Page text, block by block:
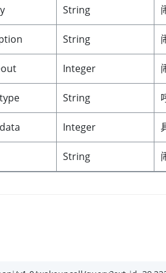
String
String
Integer
String
Integer
String